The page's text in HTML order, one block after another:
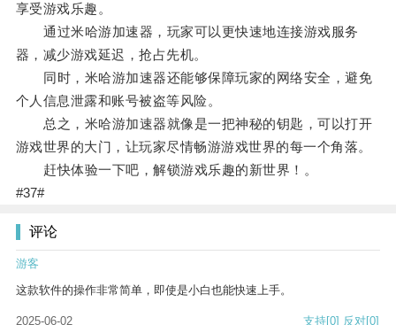
享受游戏乐趣。
通过米哈游加速器，玩家可以更快速地连接游戏服务
器，减少游戏延迟，抢占先机。
同时，米哈游加速器还能够保障玩家的网络安全，避免
个人信息泄露和账号被盗等风险。
总之，米哈游加速器就像是一把神秘的钥匙，可以打开
游戏世界的大门，让玩家尽情畅游游戏世界的每一个角落。
赶快体验一下吧，解锁游戏乐趣的新世界！。
#37#
评论
游客
这款软件的操作非常简单，即使是小白也能快速上手。
2025-06-02 支持[0] 反对[0]